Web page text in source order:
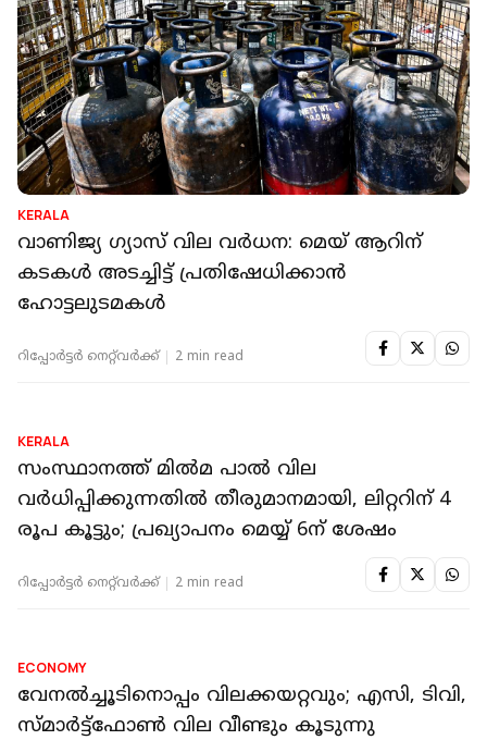
'ഇത് ചരിത്രത്തിലെ ഏറ്റവും വലിയ വില
വർധന, കേന്ദ്ര നയം തിരുത്തപ്പെടണം'; പാചക
വാതക വില വർധനക്കെതിരെ മുഖ്യമന്ത്രി
റിപ്പോർട്ടർ നെറ്റ്‌വര്‍ക്ക്‌ 2 min read
വാണിജ്യ ഗ്യാസ് വില വര്‍ധന: മെയ് ആറിന്
കടകൾ അടച്ചിട്ട് പ്രതിഷേധിക്കാൻ
ഹോട്ടലുടമകൾ